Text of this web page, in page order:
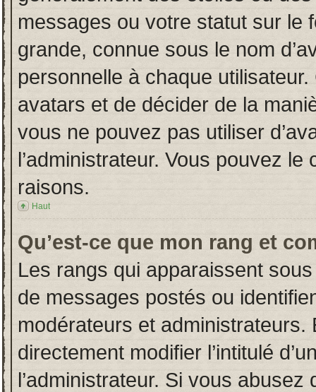
messages ou votre statut sur le
grande, connue sous le nom
personnelle à chaque utilisateur.
avatars et de décider de la
vous ne pouvez pas utiliser
l’administrateur. Vous pouvez
raisons.
Haut
Qu’est-ce que mon rang et
Les rangs qui apparaissent
de messages postés ou
modérateurs et
directement modifier l’intitulé
l’administrateur. Si vous